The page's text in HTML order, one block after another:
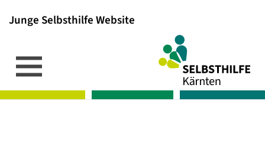
Junge Selbsthilfe Website
[1]
[2]
[3]